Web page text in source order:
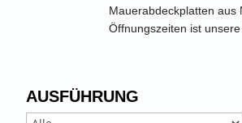
Mauerabdeckplatten aus
Öffnungszeiten ist
AUSFÜHRUNG